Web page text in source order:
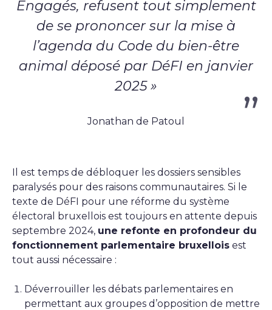
Engagés, refusent tout simplement
de se prononcer sur la mise à
l’agenda du Code du bien-être
animal déposé par DéFI en janvier
2025 »
Jonathan de Patoul
Il est temps de débloquer les dossiers sensibles
paralysés pour des raisons communautaires. Si le
texte de DéFI pour une réforme du système
électoral bruxellois est toujours en attente depuis
septembre 2024, une refonte en profondeur du
fonctionnement parlementaire bruxellois est
tout aussi nécessaire :
Déverrouiller les débats parlementaires en
permettant aux groupes d’opposition de mettre